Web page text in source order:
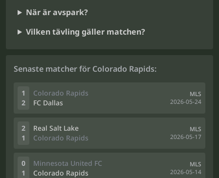
När är avspark?
Vilken tävling gäller matchen?
Senaste matcher för Colorado Rapids:
1
2
Colorado Rapids
FC Dallas
MLS
2026-05-24
2
1
Real Salt Lake
Colorado Rapids
MLS
2026-05-17
0
1
Minnesota United FC
Colorado Rapids
MLS
2026-05-14